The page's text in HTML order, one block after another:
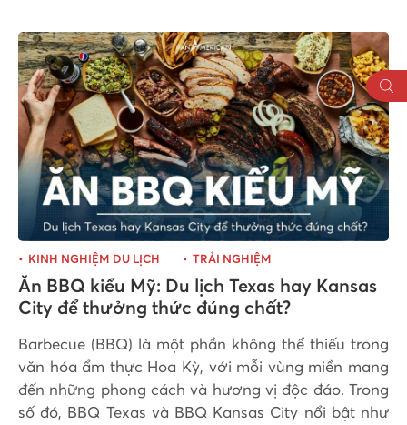
KINH NGHIỆM DU LỊCH TRẢI NGHIỆM
Ăn BBQ kiểu Mỹ: Du lịch Texas hay Kansas
City để thưởng thức đúng chất?
​Barbecue (BBQ) là một phần không thể thiếu trong
văn hóa ẩm thực Hoa Kỳ, với mỗi vùng miền mang
đến những phong cách và hương vị độc đáo. Trong
số đó, BBQ Texas và BBQ Kansas City nổi bật như